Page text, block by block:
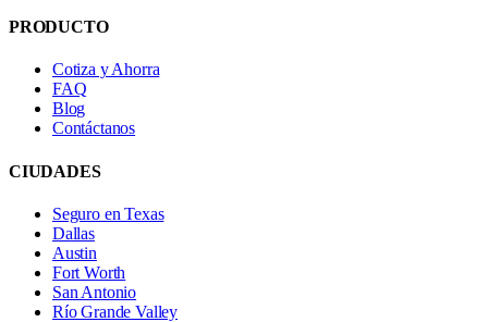
PRODUCTO
Cotiza y Ahorra
FAQ
Blog
Contáctanos
CIUDADES
Seguro en Texas
Dallas
Austin
Fort Worth
San Antonio
Río Grande Valley